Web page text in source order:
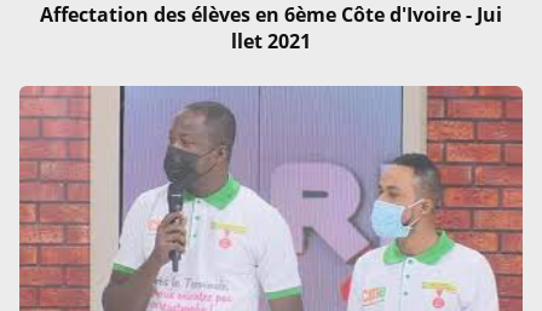
Affectation des élèves en 6ème Côte d'Ivoire - Jui
llet 2021